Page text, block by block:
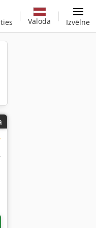
Valoda Izvēlne